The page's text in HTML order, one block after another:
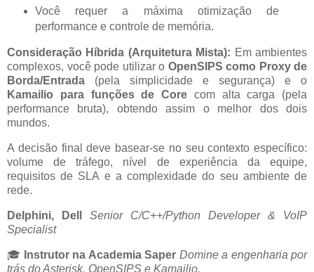
Você requer a máxima otimização de
performance e controle de memória.
Consideração Híbrida (Arquitetura Mista): Em ambientes
complexos, você pode utilizar o OpenSIPS como Proxy de
Borda/Entrada (pela simplicidade e segurança) e o
Kamailio para funções de Core com alta carga (pela
performance bruta), obtendo assim o melhor dos dois
mundos.
A decisão final deve basear-se no seu contexto específico:
volume de tráfego, nível de experiência da equipe,
requisitos de SLA e a complexidade do seu ambiente de
rede.
Delphini, Dell
Senior C/C++/Python Developer & VoIP
Specialist
🎓 Instrutor na Academia Saper Domine a engenharia por
trás do Asterisk, OpenSIPS e Kamailio.